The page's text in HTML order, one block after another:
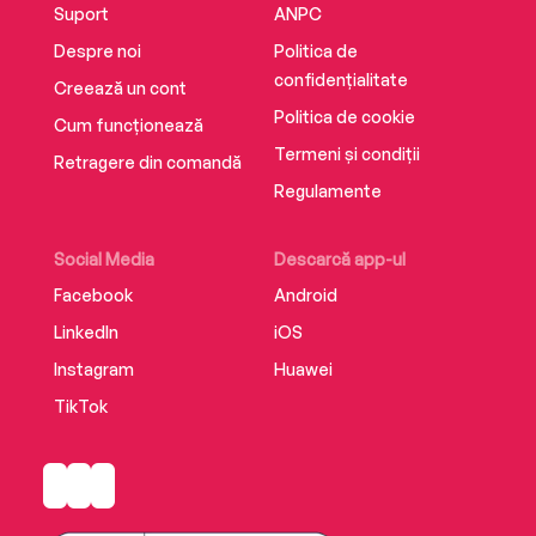
Suport
Despre noi
Creează un cont
Cum funcționează
Retragere din comandă
Social Media
Facebook
LinkedIn
Instagram
TikTok
Descarcă app-ul
Android
iOS
Huawei
ANPC
Politica de
confidențialitate
Politica de cookie
Termeni și condiții
Regulamente